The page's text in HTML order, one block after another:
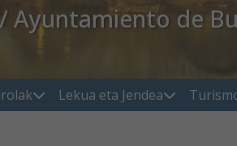
Ayuntamiento de
Lekua eta Jendea